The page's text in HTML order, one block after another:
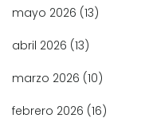
mayo 2026 (13)
abril 2026 (13)
marzo 2026 (10)
febrero 2026 (16)